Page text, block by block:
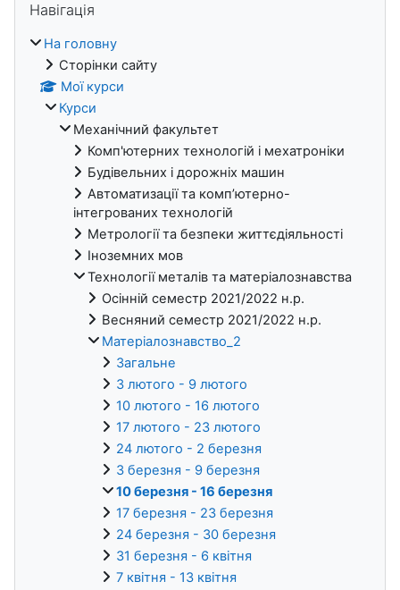
Навігація
На головну
Сторінки сайту
Мої курси
Курси
Механічний факультет
Комп'ютерних технологій і мехатроніки
Будівельних і дорожніх машин
Автоматизації та комп’ютерно-
інтегрованих технологій
Метрології та безпеки життєдіяльності
Іноземних мов
Технології металів та матеріалознавства
Осінній семестр 2021/2022 н.р.
Весняний семестр 2021/2022 н.р.
Матеріалознавство_2
Загальне
3 лютого - 9 лютого
10 лютого - 16 лютого
17 лютого - 23 лютого
24 лютого - 2 березня
3 березня - 9 березня
10 березня - 16 березня
17 березня - 23 березня
24 березня - 30 березня
31 березня - 6 квітня
7 квітня - 13 квітня